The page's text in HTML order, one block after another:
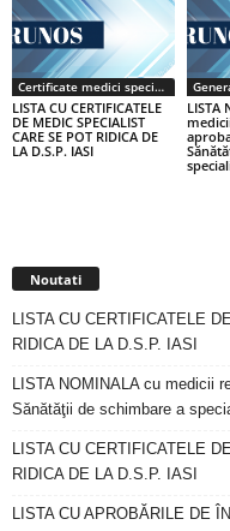
Certificate medici specialiști / primari
LISTA CU CERTIFICATELE
DE MEDIC SPECIALIST
CARE SE POT RIDICA DE
LA D.S.P. IASI
LISTA
Noutati
LISTA CU CERTIFICATELE
RIDICA DE LA D.S.P. IASI
LISTA NOMINALA cu medicii
Sănătăţii de schimbare a
LISTA CU CERTIFICATELE
RIDICA DE LA D.S.P. IASI
LISTA CU APROBĂRILE DE